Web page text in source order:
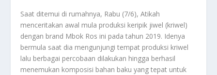
Saat ditemui di rumahnya, Rabu (7/6), Atikah
menceritakan awal mula produksi keripik jiwel (kriwel)
dengan brand Mbok Ros ini pada tahun 2019. Idenya
bermula saat dia mengunjungi tempat produksi kriwel
lalu berbagai percobaan dilakukan hingga berhasil
menemukan komposisi bahan baku yang tepat untuk